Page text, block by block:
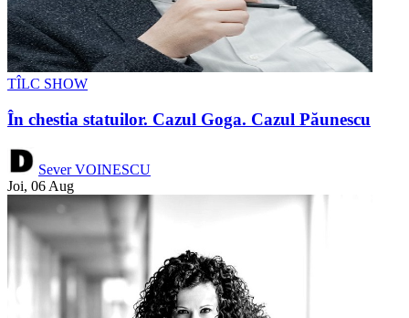
TÎLC SHOW
În chestia statuilor. Cazul Goga. Cazul Păunescu
Sever VOINESCU
Joi, 06 Aug